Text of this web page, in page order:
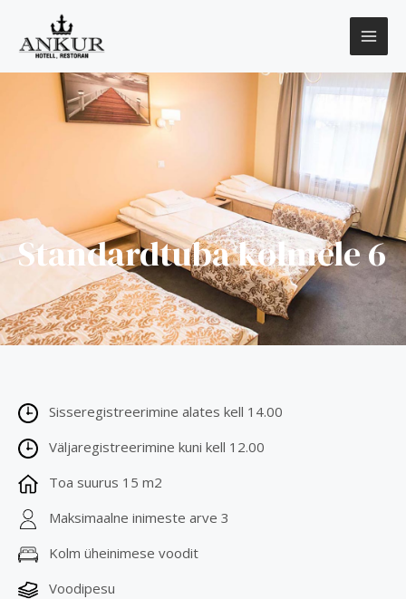
Standardtuba kolmele 6
Sisseregistreerimine alates kell 14.00
Väljaregistreerimine kuni kell 12.00
Toa suurus 15 m2
Maksimaalne inimeste arve 3
Kolm üheinimese voodit
Voodipesu